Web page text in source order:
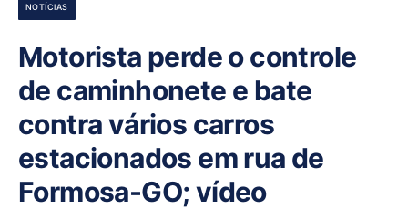
NOTÍCIAS
Motorista perde o controle
de caminhonete e bate
contra vários carros
estacionados em rua de
Formosa-GO; vídeo